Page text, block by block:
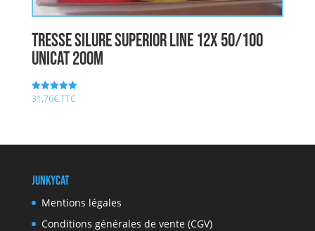
Tresse silure SUPERIOR LINE 12X 50/100
UNICAT 200M
Note
5.00
31,76€TTC
JunkyCat
Mentions légales
Conditions générales de vente (CGV)